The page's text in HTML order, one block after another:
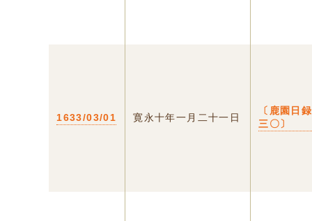
1633/03/01 寛永十年一月二十一日
〔鹿園
三〇〕